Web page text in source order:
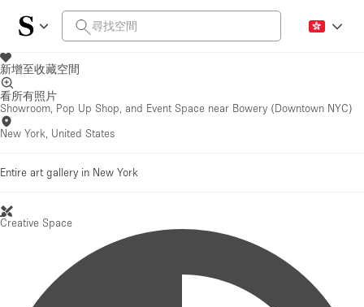
新增至收藏空間
看所有照片
Showroom, Pop Up Shop, and Event Space near Bowery (Downtown NYC)
New York, United States
Entire art gallery in New York
Creative Space